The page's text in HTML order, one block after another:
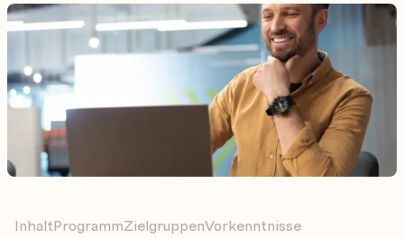
InhaltProgrammZielgruppenVorkenntnisse